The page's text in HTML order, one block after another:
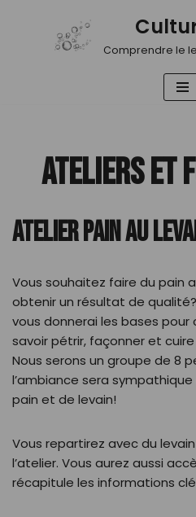
Comprendre le
ATELIERS ET
ATELIER PAIN AU
Vous souhaitez faire du pain
obtenir un résultat de qualité?
vous donnerai les bases
savoir pétrir, façonner et
Nous serons un groupe de 8
l’ambiance sera
pain et de levain!
Vous repartirez avec du
l’atelier. Vous aurez aussi
récapitule les informations